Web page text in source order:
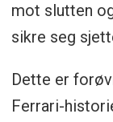
mot slutten
sikre seg
Dette er
Ferrari-